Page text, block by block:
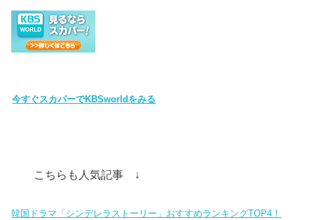
今すぐスカパーでKBSworldをみる
こちらも人気記事 ↓
韓国ドラマ「シンデレラストーリー」おすすめランキングTOP4！